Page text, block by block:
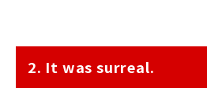
2. It was surreal.